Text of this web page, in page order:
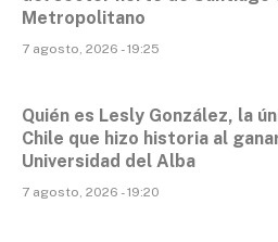
Metropolitano
7 agosto, 2026 - 19:25
Quién es Lesly González, la
Chile que hizo historia al
Universidad del Alba
7 agosto, 2026 - 19:20